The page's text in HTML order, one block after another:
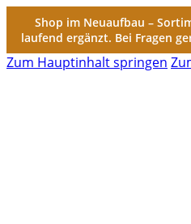
Shop im Neuaufbau –
laufend ergänzt. Bei Fragen
Zum Hauptinhalt springen